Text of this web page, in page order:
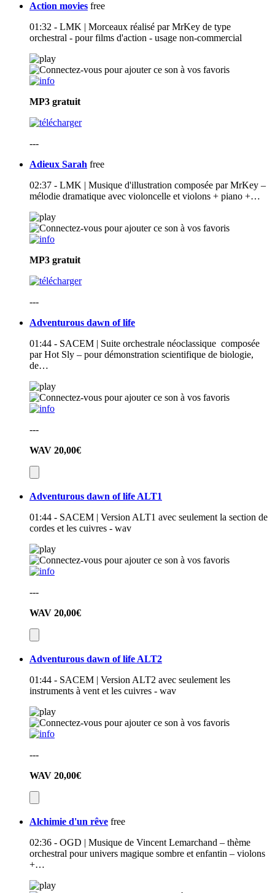
Action movies free
01:32 - LMK | Morceaux réalisé par MrKey de type
orchestral - pour films d'action - usage non-commercial
MP3 gratuit
---
Adieux Sarah free
02:37 - LMK | Musique d'illustration composée par MrKey –
mélodie dramatique avec violoncelle et violons + piano +…
MP3 gratuit
---
Adventurous dawn of life
01:44 - SACEM | Suite orchestrale néoclassique composée
par Hot Sly – pour démonstration scientifique de biologie,
de…
---
WAV 20,00€
Adventurous dawn of life ALT1
01:44 - SACEM | Version ALT1 avec seulement la section de
cordes et les cuivres - wav
---
WAV 20,00€
Adventurous dawn of life ALT2
01:44 - SACEM | Version ALT2 avec seulement les
instruments à vent et les cuivres - wav
---
WAV 20,00€
Alchimie d'un rêve free
02:36 - OGD | Musique de Vincent Lemarchand – thème
orchestral pour univers magique sombre et enfantin – violons
+…